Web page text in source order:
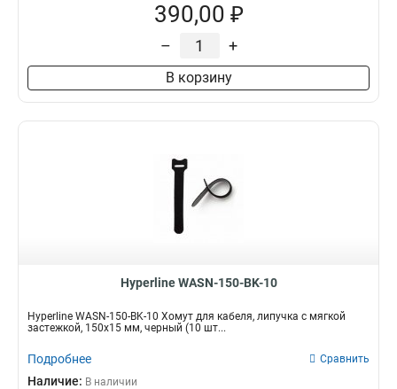
390,00 ₽
– +
В корзину
Hyperline WASN-150-BK-10
Hyperline WASN-150-BK-10 Хомут для кабеля, липучка с мягкой
застежкой, 150x15 мм, черный (10 шт...
Подробнее Сравнить
Наличие: В наличии